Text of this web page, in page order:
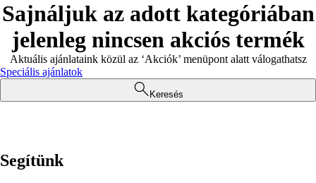
Sajnáljuk az adott kategóriában
jelenleg nincsen akciós termék
Aktuális ajánlataink közül az ‘Akciók’ menüpont alatt válogathatsz
Speciális ajánlatok
Keresés
Segítünk